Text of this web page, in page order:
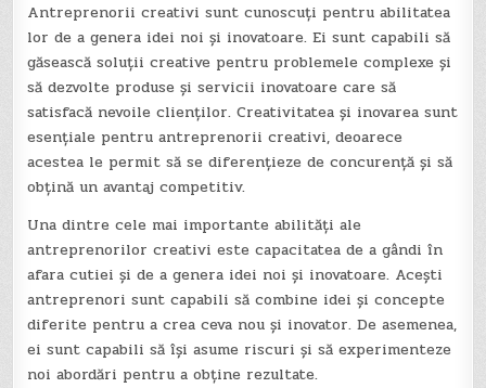
Antreprenorii creativi sunt cunoscuți pentru abilitatea
lor de a genera idei noi și inovatoare. Ei sunt capabili să
găsească soluții creative pentru problemele complexe și
să dezvolte produse și servicii inovatoare care să
satisfacă nevoile clienților. Creativitatea și inovarea sunt
esențiale pentru antreprenorii creativi, deoarece
acestea le permit să se diferențieze de concurență și să
obțină un avantaj competitiv.
Una dintre cele mai importante abilități ale
antreprenorilor creativi este capacitatea de a gândi în
afara cutiei și de a genera idei noi și inovatoare. Acești
antreprenori sunt capabili să combine idei și concepte
diferite pentru a crea ceva nou și inovator. De asemenea,
ei sunt capabili să își asume riscuri și să experimenteze
noi abordări pentru a obține rezultate.